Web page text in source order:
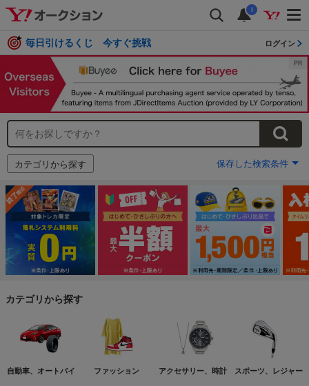
i
毎日引けるくじ 今すぐ挑戦 ログイン
カテゴリから探す 保存した検索条件
カテゴリから探す
自動車、オートバイ ファッション アクセサリー、時計 スポーツ、レジャー